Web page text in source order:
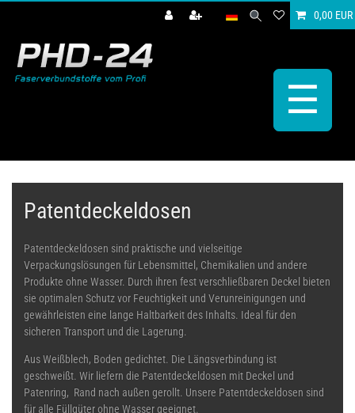
0,00 EUR
☰
Patentdeckeldosen
Patentdeckeldosen sind praktische und vielseitige
Verpackungslösungen für Lebensmittel, Chemikalien und andere
Produkte ohne Wasser. Durch ihren fest verschließbaren Deckel bieten
sie optimalen Schutz vor Feuchtigkeit und Verunreinigungen und
gewährleisten eine lange Haltbarkeit des Inhalts. Ideal für den
sicheren Transport und die Lagerung.
Aus Weißblech, Boden gedichtet. Die Längsverbindung ist
geschweißt. Wir liefern die Patentdeckeldosen mit Deckel und
Patenring, Rand nach außen gerollt. Unsere Patentdeckeldosen sind
für alle Füllgüter ohne Wasser geeignet.